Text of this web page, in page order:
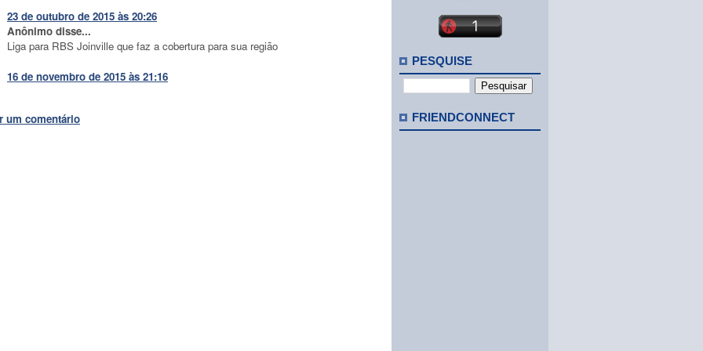
23 de outubro de 2015 às 20:26
Anônimo disse...
Liga para RBS Joinville que faz a cobertura para sua região
16 de novembro de 2015 às 21:16
um comentário
PESQUISE
FRIENDCONNECT